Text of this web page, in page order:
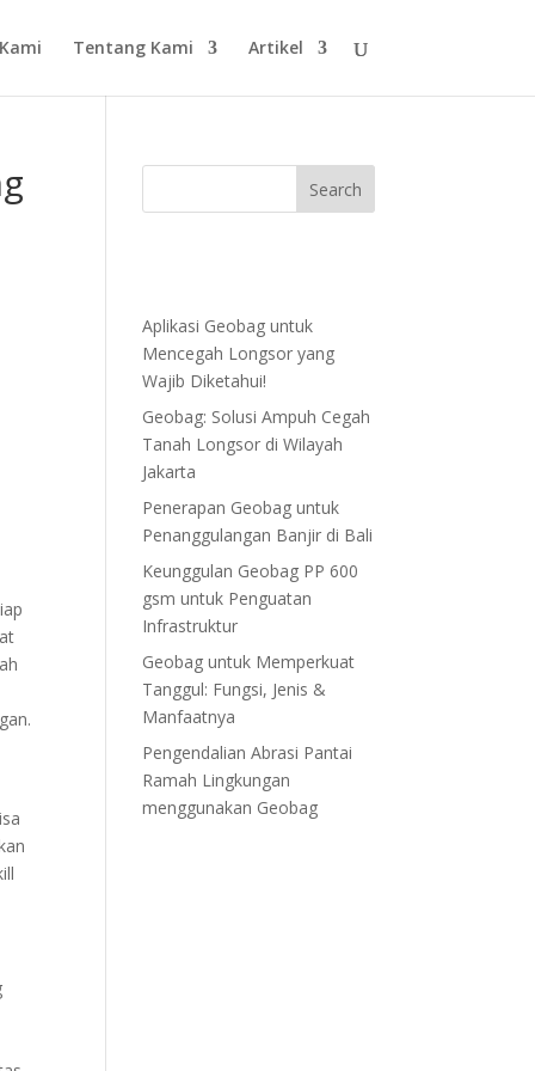
Tentang Kami Artikel
Aplikasi Geobag untuk
Mencegah Longsor yang
Wajib Diketahui!
Geobag: Solusi Ampuh Cegah
Tanah Longsor di Wilayah
Jakarta
Penerapan Geobag untuk
Penanggulangan Banjir di Bali
Keunggulan Geobag PP 600
gsm untuk Penguatan
Infrastruktur
Geobag untuk Memperkuat
Tanggul: Fungsi, Jenis &
Manfaatnya
Pengendalian Abrasi Pantai
Ramah Lingkungan
menggunakan Geobag